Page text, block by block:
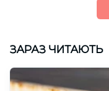
ЗАРАЗ ЧИТАЮТЬ